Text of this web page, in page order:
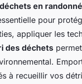
en
pour
appliquer les
des déchets
à recueillir vos